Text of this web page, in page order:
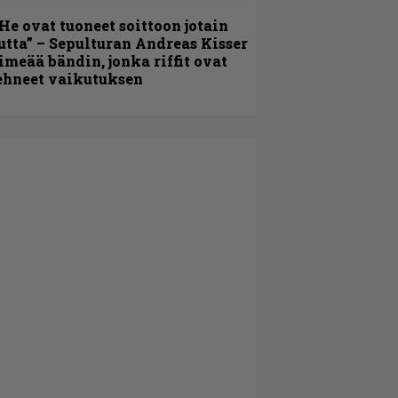
ovat tuoneet soittoon jotain
– Sepulturan Andreas Kisser
bändin, jonka riffit ovat
vaikutuksen